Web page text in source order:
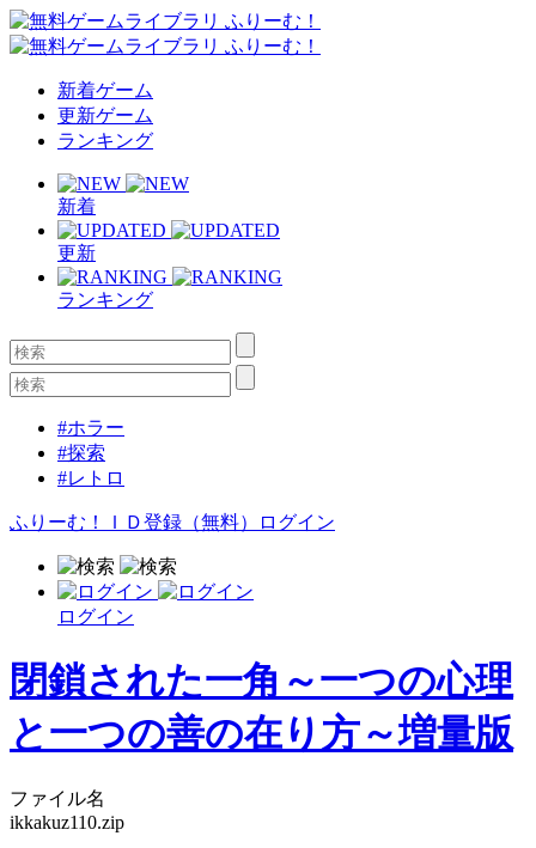
新着ゲーム
更新ゲーム
ランキング
新着
更新
ランキング
#ホラー
#探索
#レトロ
ふりーむ！ＩＤ登録（無料） ログイン
ログイン
閉鎖された一角～一つの心理
と一つの善の在り方～増量版
ファイル名
ikkakuz110.zip